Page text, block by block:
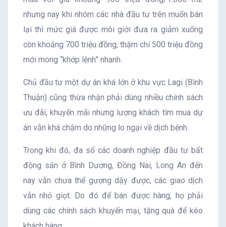
nhưng nay khi nhóm các nhà đầu tư trên muốn bán
lại thì mức giá được môi giới đưa ra giảm xuống
còn khoảng 700 triệu đồng, thậm chí 500 triệu đồng
mới mong “khớp lệnh” nhanh.
Chủ đầu tư một dự án khá lớn ở khu vực Lagi (Bình
Thuận) cũng thừa nhận phải dùng nhiều chính sách
ưu đãi, khuyến mãi nhưng lượng khách tìm mua dự
án vẫn khá chậm do những lo ngại về dịch bệnh.
Trong khi đó, đa số các doanh nghiệp đầu tư bất
động sản ở Bình Dương, Đồng Nai, Long An đến
nay vẫn chưa thể gượng dậy được, các giao dịch
vẫn nhỏ giọt. Do đó để bán được hàng, họ phải
dùng các chính sách khuyến mại, tặng quà để kéo